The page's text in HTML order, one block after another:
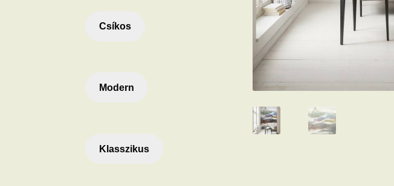
Csíkos
Modern
Klasszikus